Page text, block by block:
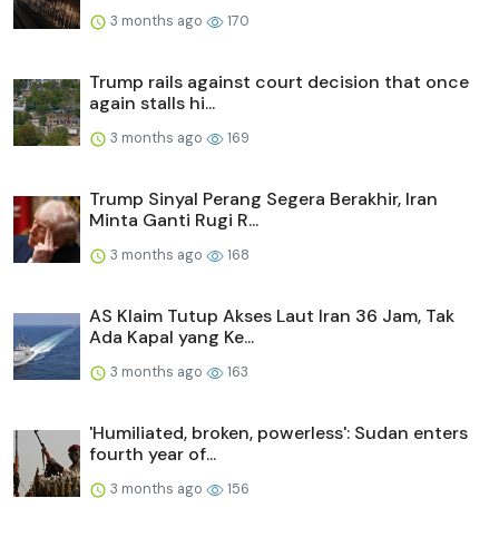
3 months ago 170
Trump rails against court decision that once
again stalls hi...
3 months ago 169
Trump Sinyal Perang Segera Berakhir, Iran
Minta Ganti Rugi R...
3 months ago 168
AS Klaim Tutup Akses Laut Iran 36 Jam, Tak
Ada Kapal yang Ke...
3 months ago 163
'Humiliated, broken, powerless': Sudan enters
fourth year of...
3 months ago 156